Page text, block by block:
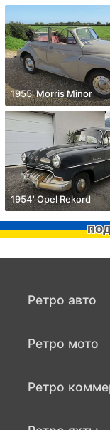
1955' Morris Minor
1954' Opel Rekord
Ретро авто
Ретро мото
Ретро